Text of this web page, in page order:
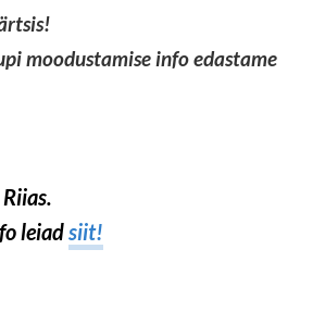
moodustamise info edastame
leiadsiit!